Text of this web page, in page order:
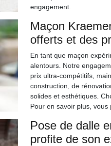
engagement.
Maçon
offerts et des
En tant que maçon
alentours. Notre
prix ultra-compétitifs,
construction, de
solides et esthétiques.
Pour en savoir plus,
Pose de dalle
profite de son